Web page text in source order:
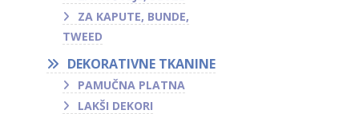
ZA KAPUTE, BUNDE,
TWEED
DEKORATIVNE TKANINE
PAMUČNA PLATNA
LAKŠI DEKORI